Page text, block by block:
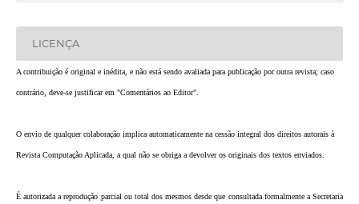
LICENÇA
A contribuição é original e inédita, e não está sendo avaliada para publicação por outra revista; caso
contrário, deve-se justificar em "Comentários ao Editor".
O envio de qualquer colaboração implica automaticamente na cessão integral dos direitos autorais à
Revista Computação Aplicada, a qual não se obriga a devolver os originais dos textos enviados.
É autorizada a reprodução parcial ou total dos mesmos desde que consultada formalmente a Secretaria